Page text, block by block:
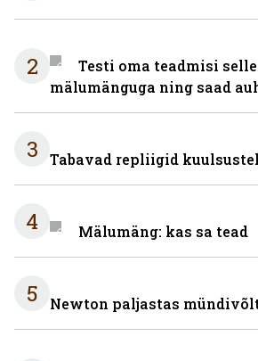
2
Testi oma teadmisi
mälumänguga ning saad
3 Tabavad repliigid
4 Mälumäng: kas sa tead
5 Newton paljastas